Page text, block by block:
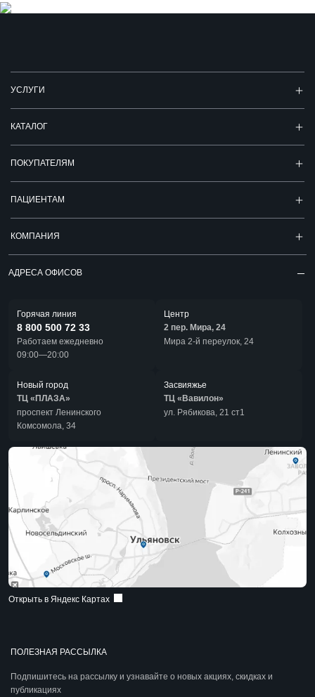
ПОЛЕЗНАЯ РАССЫЛКА
Подпишитесь на рассылку и узнавайте о новых акциях, скидках и
публикациях
УСЛУГИ
КАТАЛОГ
ПОКУПАТЕЛЯМ
ПАЦИЕНТАМ
КОМПАНИЯ
АДРЕСА ОФИСОВ
Горячая линия
8 800 500 72 33
Работаем ежедневно
09:00—20:00
Центр
2 пер. Мира, 24
Мира 2-й переулок, 24
Новый город
ТЦ «ПЛАЗА»
проспект Ленинского
Комсомола, 34
Засвияжье
ТЦ «Вавилон»
ул. Рябикова, 21 ст1
Открыть в Яндекс Картах